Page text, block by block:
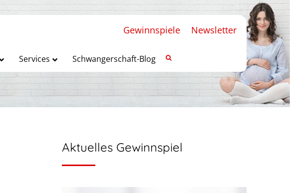
Gewinnspiele Newsletter
Services Schwangerschaft-Blog
Aktuelles Gewinnspiel